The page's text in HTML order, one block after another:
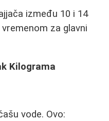
između 10 i 14
za glavni
Kilograma
vode. Ovo: